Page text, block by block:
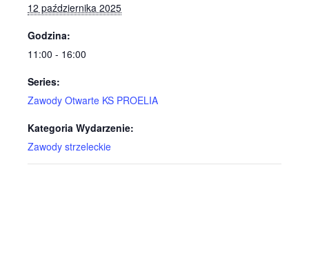
12 października 2025
Godzina:
11:00 - 16:00
Series:
Zawody Otwarte KS PROELIA
Kategoria Wydarzenie:
Zawody strzeleckie